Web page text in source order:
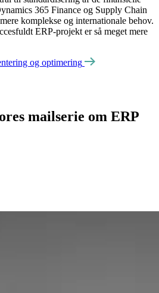
365 Finance og Supply Chain
komplekse og internationale behov.
ERP-projekt er så meget mere
og optimering
mailserie om ERP